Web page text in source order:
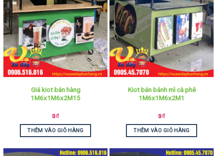
Giá kiot bán hàng
1M6x1M6x2M15
9₫
THÊM VÀO GIỎ HÀNG
Kiot bán bánh mì cà phê
1M6x1M6x2M1
9₫
THÊM VÀO GIỎ HÀNG